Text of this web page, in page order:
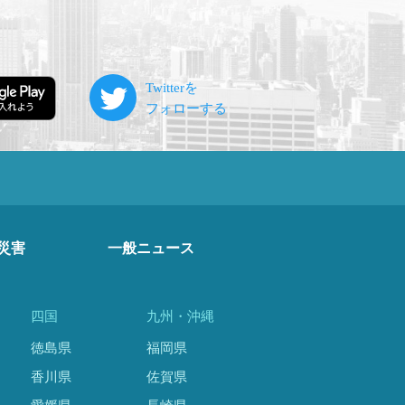
害 一般ニュース
四国
徳島県
香川県
九州・沖縄
福岡県
佐賀県